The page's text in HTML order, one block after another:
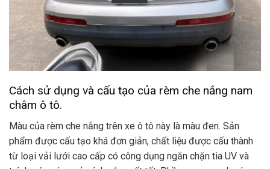
Cách sử dụng và cấu tạo của rèm che nắng nam
châm ô tô.
Màu của rèm che nắng trên xe ô tô này là màu đen. Sản
phẩm được cấu tạo khá đơn giản, chất liệu được cấu thành
từ loại vải lưới cao cấp có công dụng ngăn chặn tia UV và